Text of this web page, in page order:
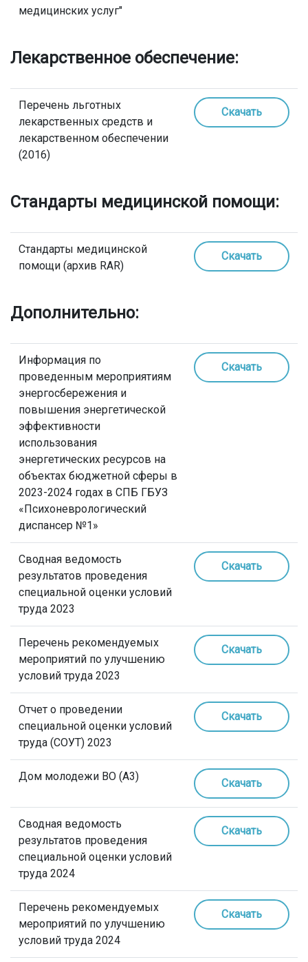
медицинских услуг"
Лекарственное обеспечение:
Перечень льготных
лекарственных средств и
лекарственном обеспечении
(2016)
Скачать
Стандарты медицинской помощи:
Стандарты медицинской
помощи (архив RAR)
Скачать
Дополнительно:
Информация по
проведенным мероприятиям
энергосбережения и
повышения энергетической
эффективности
использования
энергетических ресурсов на
объектах бюджетной сферы в
2023-2024 годах в СПБ ГБУЗ
«Психоневрологический
диспансер №1»
Скачать
Сводная ведомость
результатов проведения
специальной оценки условий
труда 2023
Скачать
Перечень рекомендуемых
мероприятий по улучшению
условий труда 2023
Скачать
Отчет о проведении
специальной оценки условий
труда (СОУТ) 2023
Скачать
Дом молодежи ВО (А3)
Скачать
Сводная ведомость
результатов проведения
специальной оценки условий
труда 2024
Скачать
Перечень рекомендуемых
мероприятий по улучшению
условий труда 2024
Скачать